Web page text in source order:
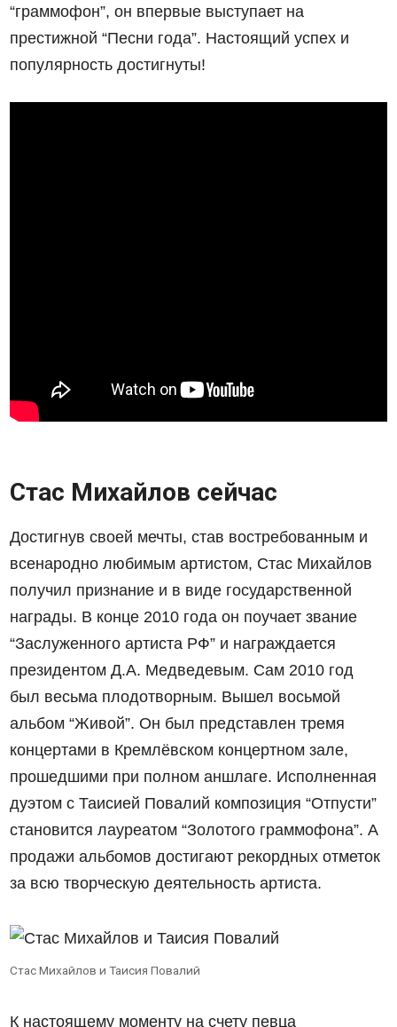
“граммофон”, он впервые выступает на
престижной “Песни года”. Настоящий успех и
популярность достигнуты!
Стас Михайлов сейчас
Достигнув своей мечты, став востребованным и
всенародно любимым артистом, Стас Михайлов
получил признание и в виде государственной
награды. В конце 2010 года он поучает звание
“Заслуженного артиста РФ” и награждается
президентом Д.А. Медведевым. Сам 2010 год
был весьма плодотворным. Вышел восьмой
альбом “Живой”. Он был представлен тремя
концертами в Кремлёвском концертном зале,
прошедшими при полном аншлаге. Исполненная
дуэтом с Таисией Повалий композиция “Отпусти”
становится лауреатом “Золотого граммофона”. А
продажи альбомов достигают рекордных отметок
за всю творческую деятельность артиста.
Стас Михайлов и Таисия Повалий
К настоящему моменту на счету певца